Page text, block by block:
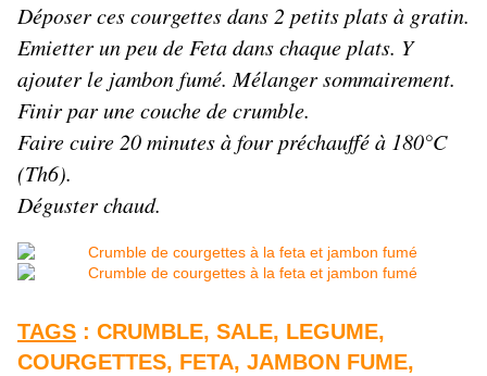
Déposer ces courgettes dans 2 petits plats à gratin.
Emietter un peu de Feta dans chaque plats. Y
ajouter le jambon fumé. Mélanger sommairement.
Finir par une couche de crumble.
Faire cuire 20 minutes à four préchauffé à 180°C
(Th6).
Déguster chaud.
TAGS : CRUMBLE, SALE, LEGUME,
COURGETTES, FETA, JAMBON FUME,